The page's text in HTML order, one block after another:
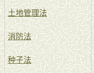
土地管理法
消防法
种子法